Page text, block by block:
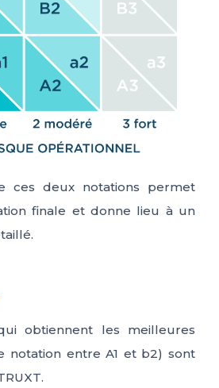
ces deux notations permet
finale et donne lieu à un
obtiennent les meilleures
notation entreA1 et b2) sont
.